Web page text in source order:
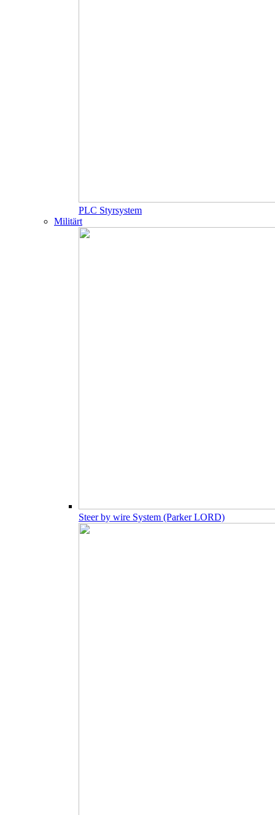
PLC Styrsystem
Militärt
Steer by wire System (Parker LORD)